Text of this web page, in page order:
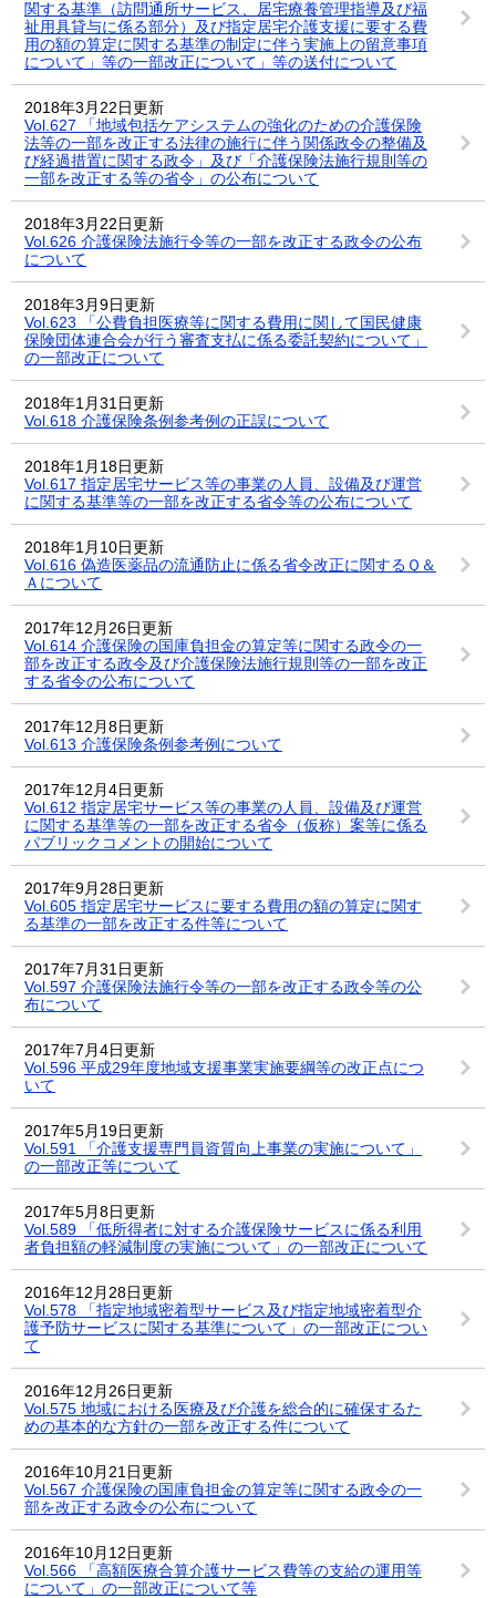
関する基準（訪問通所サービス、居宅療養管理指導及び福
祉用具貸与に係る部分）及び指定居宅介護支援に要する費
用の額の算定に関する基準の制定に伴う実施上の留意事項
について」等の一部改正について」等の送付について
2018年3月22日更新
Vol.627 「地域包括ケアシステムの強化のための介護保険
法等の一部を改正する法律の施行に伴う関係政令の整備及
び経過措置に関する政令」及び「介護保険法施行規則等の
一部を改正する等の省令」の公布について
2018年3月22日更新
Vol.626 介護保険法施行令等の一部を改正する政令の公布
について
2018年3月9日更新
Vol.623 「公費負担医療等に関する費用に関して国民健康
保険団体連合会が行う審査支払に係る委託契約について」
の一部改正について
2018年1月31日更新
Vol.618 介護保険条例参考例の正誤について
2018年1月18日更新
Vol.617 指定居宅サービス等の事業の人員、設備及び運営
に関する基準等の一部を改正する省令等の公布について
2018年1月10日更新
Vol.616 偽造医薬品の流通防止に係る省令改正に関するＱ＆
Ａについて
2017年12月26日更新
Vol.614 介護保険の国庫負担金の算定等に関する政令の一
部を改正する政令及び介護保険法施行規則等の一部を改正
する省令の公布について
2017年12月8日更新
Vol.613 介護保険条例参考例について
2017年12月4日更新
Vol.612 指定居宅サービス等の事業の人員、設備及び運営
に関する基準等の一部を改正する省令（仮称）案等に係る
パブリックコメントの開始について
2017年9月28日更新
Vol.605 指定居宅サービスに要する費用の額の算定に関す
る基準の一部を改正する件等について
2017年7月31日更新
Vol.597 介護保険法施行令等の一部を改正する政令等の公
布について
2017年7月4日更新
Vol.596 平成29年度地域支援事業実施要綱等の改正点につ
いて
2017年5月19日更新
Vol.591 「介護支援専門員資質向上事業の実施について」
の一部改正等について
2017年5月8日更新
Vol.589 「低所得者に対する介護保険サービスに係る利用
者負担額の軽減制度の実施について」の一部改正について
2016年12月28日更新
Vol.578 「指定地域密着型サービス及び指定地域密着型介
護予防サービスに関する基準について」の一部改正につい
て
2016年12月26日更新
Vol.575 地域における医療及び介護を総合的に確保するた
めの基本的な方針の一部を改正する件について
2016年10月21日更新
Vol.567 介護保険の国庫負担金の算定等に関する政令の一
部を改正する政令の公布について
2016年10月12日更新
Vol.566 「高額医療合算介護サービス費等の支給の運用等
について」の一部改正について等